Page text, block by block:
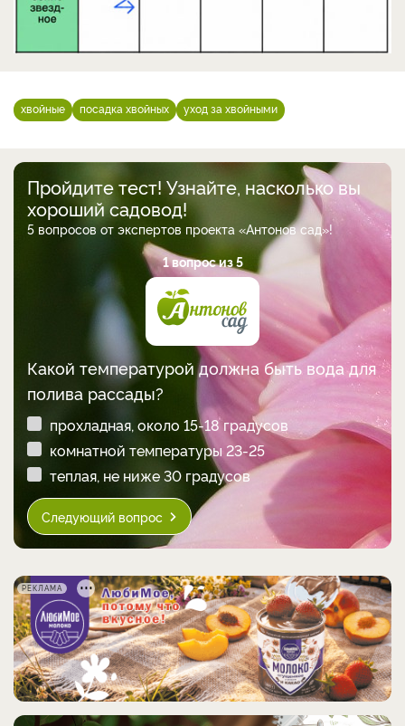
хвойные посадка хвойных уход за хвойными
Пройдите тест! Узнайте, насколько вы
хороший садовод!
5 вопросов от экспертов проекта «Антонов сад»!
1 вопрос из 5
Какой температурой должна быть вода для
полива рассады?
прохладная, около 15-18 градусов
комнатной температуры 23-25
теплая, не ниже 30 градусов
Следующий вопрос
РЕКЛАМА